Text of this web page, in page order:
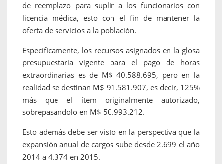
de reemplazo para suplir a los funcionarios con
licencia médica, esto con el fin de mantener la
oferta de servicios a la población.
Específicamente, los recursos asignados en la glosa
presupuestaria vigente para el pago de horas
extraordinarias es de M$ 40.588.695, pero en la
realidad se destinan M$ 91.581.907, es decir, 125%
más que el ítem originalmente autorizado,
sobrepasándolo en M$ 50.993.212.
Esto además debe ser visto en la perspectiva que la
expansión anual de cargos sube desde 2.699 el año
2014 a 4.374 en 2015.